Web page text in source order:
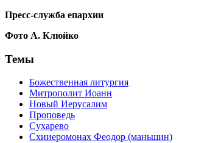
Пресс-служба епархии
Фото А. Клюйко
Темы
Божественная литургия
Митрополит Иоанн
Новый Иерусалим
Проповедь
Сухарево
Схииеромонах Феодор (маньшин)